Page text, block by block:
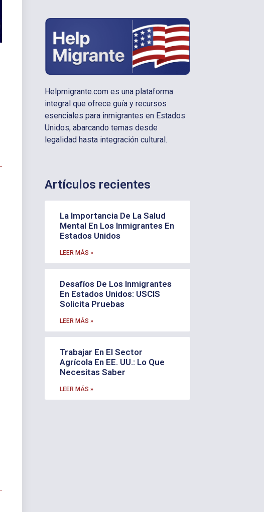
Helpmigrante.com es una plataforma
integral que ofrece guía y recursos
esenciales para inmigrantes en Estados
Unidos, abarcando temas desde
legalidad hasta integración cultural.
Artículos recientes
La Importancia De La Salud
Mental En Los Inmigrantes En
Estados Unidos
LEER MÁS »
Desafíos De Los Inmigrantes
En Estados Unidos: USCIS
Solicita Pruebas
LEER MÁS »
Trabajar En El Sector
Agrícola En EE. UU.: Lo Que
Necesitas Saber
LEER MÁS »